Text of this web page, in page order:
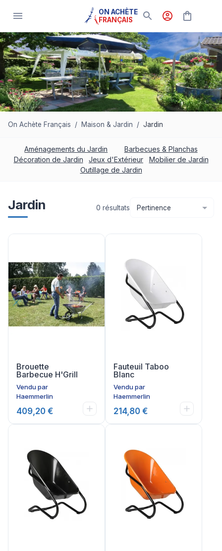
ON ACHÈTE
FRANÇAIS
On Achète Français / Maison & Jardin / Jardin
Aménagements du Jardin
Barbecues & Planchas
Décoration de Jardin
Jeux d'Extérieur
Mobilier de Jardin
Outillage de Jardin
Jardin 0 résultats Pertinence
Brouette
Barbecue H'Grill
Vendu par
Haemmerlin
409,20 €
Fauteuil Taboo
Blanc
Vendu par
Haemmerlin
214,80 €